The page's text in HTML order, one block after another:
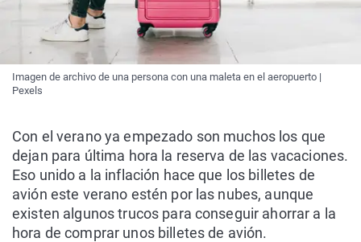
Imagen de archivo de una persona con una maleta en el aeropuerto |
Pexels
Con el verano ya empezado son muchos los que
dejan para última hora la reserva de las vacaciones.
Eso unido a la inflación hace que los billetes de
avión este verano estén por las nubes, aunque
existen algunos trucos para conseguir ahorrar a la
hora de comprar unos billetes de avión.